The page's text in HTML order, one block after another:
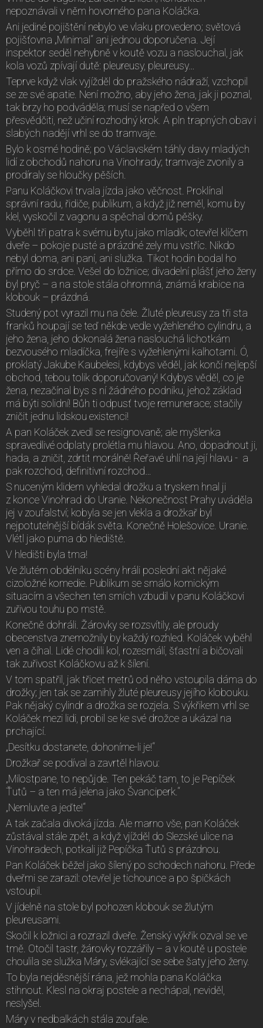
nepoznávali v něm hovorného pana Koláčka.
Ani jediné pojištění nebylo ve vlaku provedeno; světová
pojišťovna „Minimal“ ani jednou doporučena. Její
inspektor seděl nehybně v koutě vozu a naslouchal, jak
kola vozů zpívají dutě: pleureusy, pleureusy…
Teprve když vlak vyjížděl do pražského nádraží, vzchopil
se ze své apatie. Není možno, aby jeho žena, jak ji poznal,
tak brzy ho podváděla; musí se napřed o všem
přesvědčiti, než učiní rozhodný krok. A pln trapných obav i
slabých nadějí vrhl se do tramvaje.
Bylo k osmé hodině; po Václavském táhly davy mladých
lidí z obchodů nahoru na Vinohrady; tramvaje zvonily a
prodíraly se hloučky pěších.
Panu Koláčkovi trvala jízda jako věčnost. Proklínal
správní radu, řidiče, publikum, a když již neměl, komu by
klel, vyskočil z vagonu a spěchal domů pěšky.
Vyběhl tři patra k svému bytu jako mladík; otevřel klíčem
dveře – pokoje pusté a prázdné zely mu vstříc. Nikdo
nebyl doma, ani paní, ani služka. Tikot hodin bodal ho
přímo do srdce. Vešel do ložnice; divadelní plášť jeho ženy
byl pryč – a na stole stála ohromná, známá krabice na
klobouk – prázdná.
Studený pot vyrazil mu na čele. Žluté pleureusy za tři sta
franků houpají se teď někde vedle vyžehleného cylindru, a
jeho žena, jeho dokonalá žena naslouchá lichotkám
bezvousého mladíčka, frejíře s vyžehlenými kalhotami. Ó,
proklatý Jakube Kaubelesi, kdybys věděl, jak končí nejlepší
obchod, tebou tolik doporučovaný! Kdybys věděl, co je
žena, nezačínal bys s ní žádného podniku, jehož základ
má býti solidní! Bůh ti odpusť tvoje remunerace; stačily
zničit jednu lidskou existenci!
A pan Koláček zvedl se resignovaně; ale myšlenka
spravedlivé odplaty prolétla mu hlavou. Ano, dopadnout ji,
hada, a zničit, zdrtit morálně! Řeřavé uhlí na její hlavu - a
pak rozchod, definitivní rozchod…
S nuceným klidem vyhledal drožku a tryskem hnal ji
z konce Vinohrad do Uranie. Nekonečnost Prahy uváděla
jej v zoufalství; kobyla se jen vlekla a drožkař byl
nejpotutelnější bídák světa. Konečně Holešovice. Uranie.
Vlétl jako puma do hlediště.
V hledišti byla tma!
Ve žlutém obdélníku scény hráli poslední akt nějaké
cizoložné komedie. Publikum se smálo komickým
situacím a všechen ten smích vzbudil v panu Koláčkovi
zuřivou touhu po mstě.
Konečně dohráli. Žárovky se rozsvítily, ale proudy
obecenstva znemožnily by každý rozhled. Koláček vyběhl
ven a číhal. Lidé chodili kol, rozesmálí, šťastní a bičovali
tak zuřivost Koláčkovu až k šílení.
V tom spatřil, jak třicet metrů od něho vstoupila dáma do
drožky; jen tak se zamihly žluté pleureusy jejího klobouku.
Pak nějaký cylindr a drožka se rozjela. S výkřikem vrhl se
Koláček mezi lidi, probil se ke své drožce a ukázal na
prchající.
„Desítku dostanete, dohoníme-li je!“
Drožkař se podíval a zavrtěl hlavou:
„Milostpane, to nepůjde. Ten pekáč tam, to je Pepíček
Ťutů – a ten má jelena jako Švanciperk.“
„Nemluvte a jeďte!“
A tak začala divoká jízda. Ale marno vše, pan Koláček
zůstával stále zpět, a když vjížděl do Slezské ulice na
Vinohradech, potkali již Pepíčka Ťutů s prázdnou.
Pan Koláček běžel jako šílený po schodech nahoru. Přede
dveřmi se zarazil: otevřel je tichounce a po špičkách
vstoupil.
V jídelně na stole byl pohozen klobouk se žlutým
pleureusami.
Skočil k ložnici a rozrazil dveře. Ženský výkřik ozval se ve
tmě. Otočil tastr, žárovky rozzářily – a v koutě u postele
choulila se služka Máry, svlékající se sebe šaty jeho ženy.
To byla nejděsnější rána, jež mohla pana Koláčka
stihnout. Klesl na okraj postele a nechápal, neviděl,
neslyšel.
Máry v nedbalkách stála zoufale.